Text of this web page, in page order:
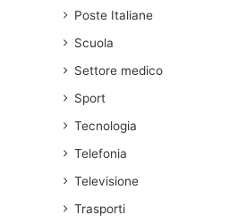
Poste Italiane
Scuola
Settore medico
Sport
Tecnologia
Telefonia
Televisione
Trasporti